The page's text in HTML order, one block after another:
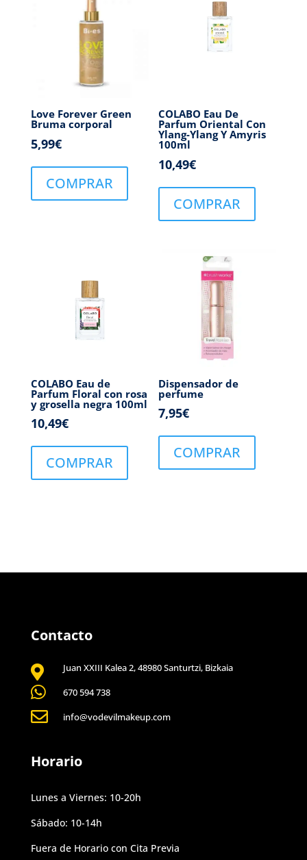
Love Forever Green
Bruma corporal
5,99€
COMPRAR
COLABO Eau De
Parfum Oriental Con
Ylang-Ylang Y Amyris
100ml
10,49€
COMPRAR
COLABO Eau de
Parfum Floral con rosa
y grosella negra 100ml
10,49€
COMPRAR
Dispensador de
perfume
7,95€
COMPRAR
Contacto
 Juan XXIII Kalea 2, 48980 Santurtzi, Bizkaia
 670 594 738
 info@vodevilmakeup.com
Horario
Lunes a Viernes: 10-20h
Sábado: 10-14h
Fuera de Horario con Cita Previa